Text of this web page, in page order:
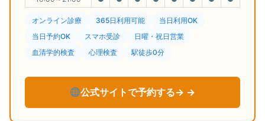
オンライン診療 365日利用可能
当日利用OK
当日予約OK
スマホ受診
日曜・祝日営業
血清学的検査
心理検査 駅徒歩0分
公式サイトで予約する→